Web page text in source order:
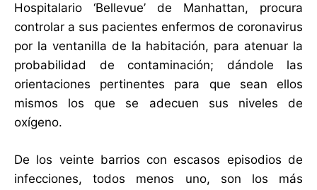
Hospitalario ‘Bellevue’ de Manhattan, procura
controlar a sus pacientes enfermos de coronavirus
por la ventanilla de la habitación, para atenuar la
probabilidad de contaminación; dándole las
orientaciones pertinentes para que sean ellos
mismos los que se adecuen sus niveles de
oxígeno.
De los veinte barrios con escasos episodios de
infecciones, todos menos uno, son los más